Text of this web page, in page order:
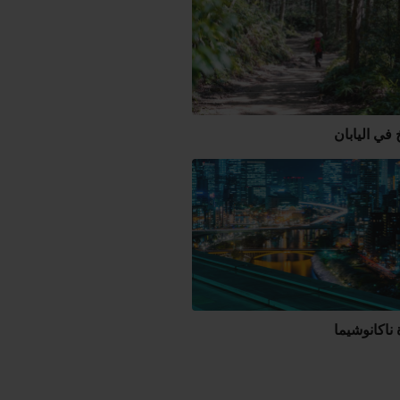
في اليابان